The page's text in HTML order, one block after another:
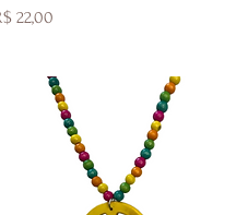
22,00